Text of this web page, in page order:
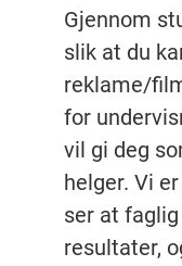
Gjennom
slik at du
reklame/
for
vil gi deg
helger. Vi
ser at
resultater,